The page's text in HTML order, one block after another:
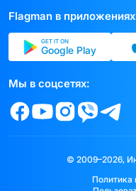
Flagman в
GET IT ON
Google Play
Мы в соцсетях:
© 2009–2026,
Политика